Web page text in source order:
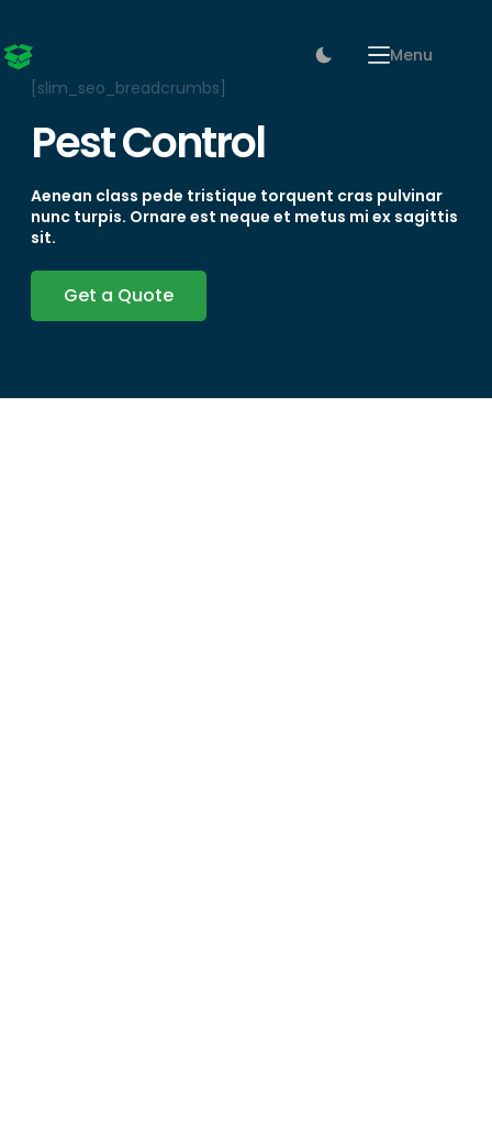
Menu
[slim_seo_breadcrumbs]
Pest Control
Aenean class pede tristique torquent cras pulvinar
nunc turpis. Ornare est neque et metus mi ex sagittis
sit.
Get a Quote